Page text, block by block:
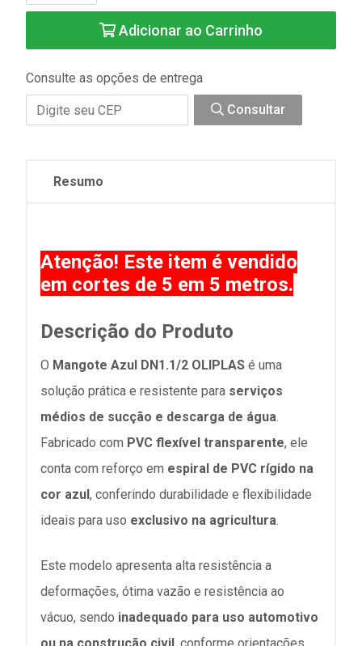
Adicionar ao Carrinho
Consulte as opções de entrega
Consultar
Resumo
Atenção! Este item é vendido
em cortes de 5 em 5 metros.
Descrição do Produto
O Mangote Azul DN1.1/2 OLIPLAS é uma
solução prática e resistente para serviços
médios de sucção e descarga de água.
Fabricado com PVC flexível transparente, ele
conta com reforço em espiral de PVC rígido na
cor azul, conferindo durabilidade e flexibilidade
ideais para uso exclusivo na agricultura.
Este modelo apresenta alta resistência a
deformações, ótima vazão e resistência ao
vácuo, sendo inadequado para uso automotivo